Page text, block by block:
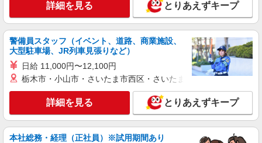
詳細を見る とりあえずキープ
警備員スタッフ（イベント、道路、商業施設、
大型駐車場、JR列車見張りなど）
日給 11,000円〜12,100円
栃木市・小山市・さいたま市西区・さいたま市岩槻区・久喜市・
詳細を見る とりあえずキープ
本社総務・経理（正社員）※試用期間あり